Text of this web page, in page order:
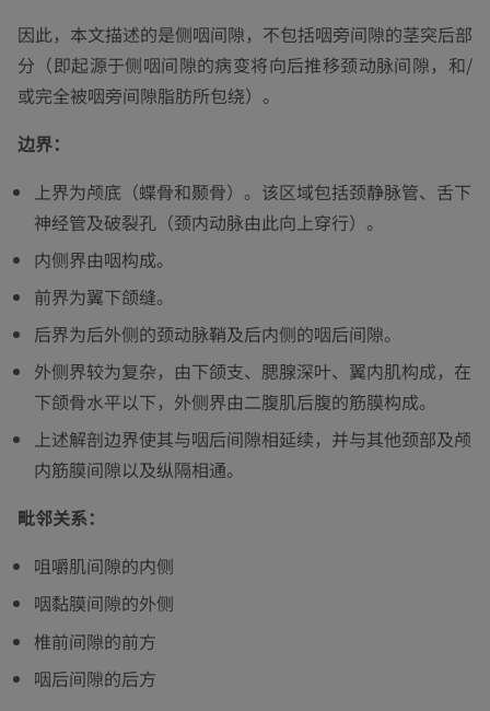
因此，本文描述的是侧咽间隙，不包括咽旁间隙的茎突后部
分（即起源于侧咽间隙的病变将向后推移颈动脉间隙，和/
或完全被咽旁间隙脂肪所包绕）。
边界：
上界为颅底（蝶骨和颞骨）。该区域包括颈静脉管、舌下
神经管及破裂孔（颈内动脉由此向上穿行）。
内侧界由咽构成。
前界为翼下颌缝。
后界为后外侧的颈动脉鞘及后内侧的咽后间隙。
外侧界较为复杂，由下颌支、腮腺深叶、翼内肌构成，在
下颌骨水平以下，外侧界由二腹肌后腹的筋膜构成。
上述解剖边界使其与咽后间隙相延续，并与其他颈部及颅
内筋膜间隙以及纵隔相通。
毗邻关系：
咀嚼肌间隙的内侧
咽黏膜间隙的外侧
椎前间隙的前方
咽后间隙的后方